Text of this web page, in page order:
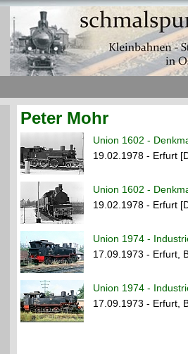
Peter Mohr
Union 1602 -
19.02.1978 - Erfurt
Union 1602 -
19.02.1978 - Erfurt
Union 1974 -
17.09.1973 - Erfurt,
Union 1974 -
17.09.1973 - Erfurt,